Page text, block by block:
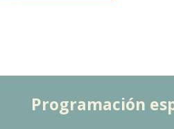
Programación